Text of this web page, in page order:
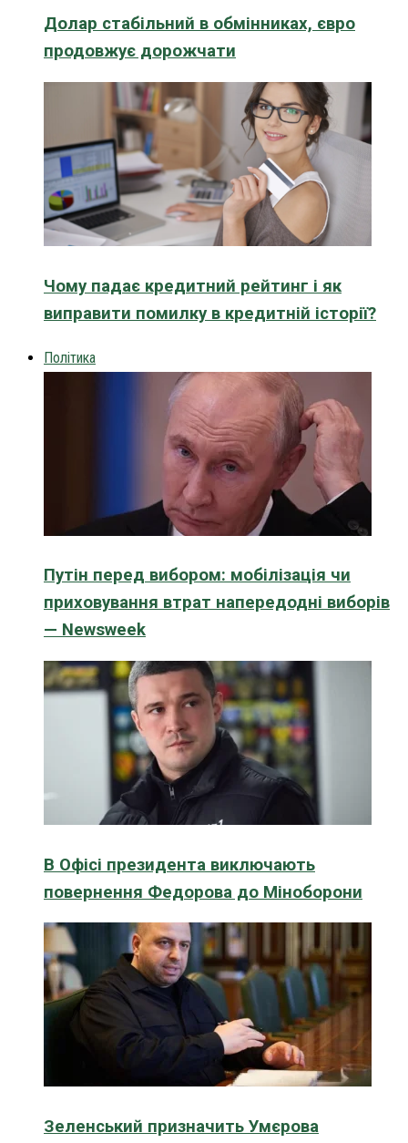
Долар стабільний в обмінниках, євро
продовжує дорожчати
Чому падає кредитний рейтинг і як
виправити помилку в кредитній історії?
Політика
Путін перед вибором: мобілізація чи
приховування втрат напередодні виборів
— Newsweek
В Офісі президента виключають
повернення Федорова до Міноборони
Зеленський призначить Умєрова